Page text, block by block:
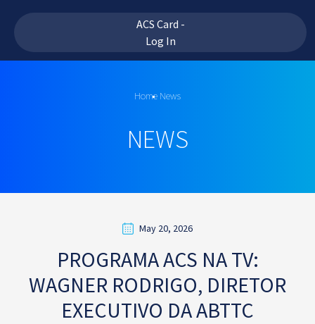
ACS Card -
Log In
Home News
NEWS
May 20, 2026
PROGRAMA ACS NA TV:
WAGNER RODRIGO, DIRETOR
EXECUTIVO DA ABTTC